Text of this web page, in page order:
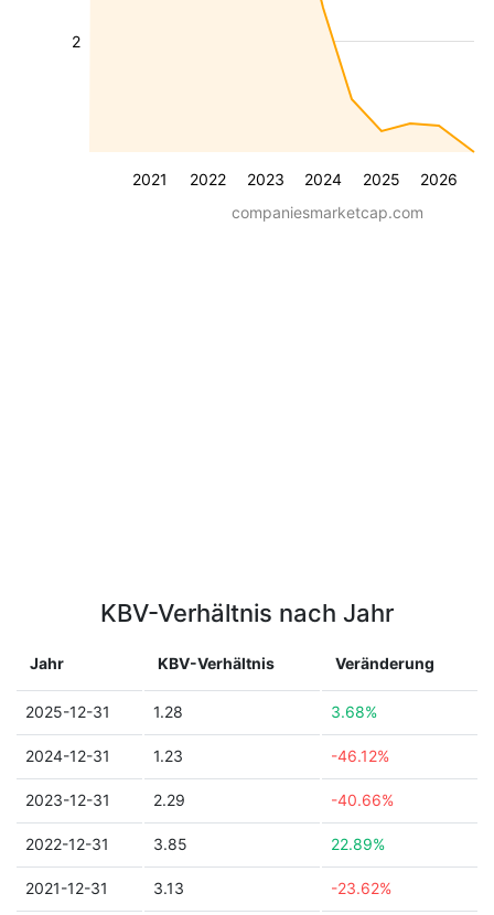
2021 2022 2023 2024 2025 2026
2
companiesmarketcap.com
KBV-Verhältnis nach Jahr
Jahr KBV-Verhältnis Veränderung
2025-12-31 1.28 3.68%
2024-12-31 1.23 -46.12%
2023-12-31 2.29 -40.66%
2022-12-31 3.85 22.89%
2021-12-31 3.13 -23.62%